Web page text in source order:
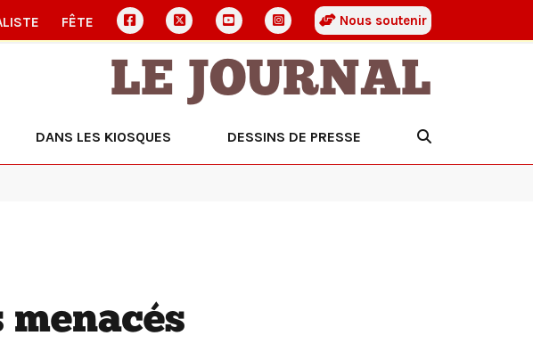
FÊTE Nous soutenir
LE JOURNAL
DANS LES KIOSQUES DESSINS DE PRESSE
menacés